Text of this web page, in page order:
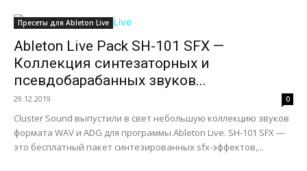
Пресеты для Ableton Live
Ableton Live Pack SH-101 SFX —
Коллекция синтезаторных и
псевдобарабанных звуков...
29.12.2019 0
Cluster Sound выпустили в свет небольшую коллекцию звуков
формата WAV и ADG для программы Ableton Live. SH-101 SFX —
это бесплатный пакет синтезированных sfx-эффектов,...